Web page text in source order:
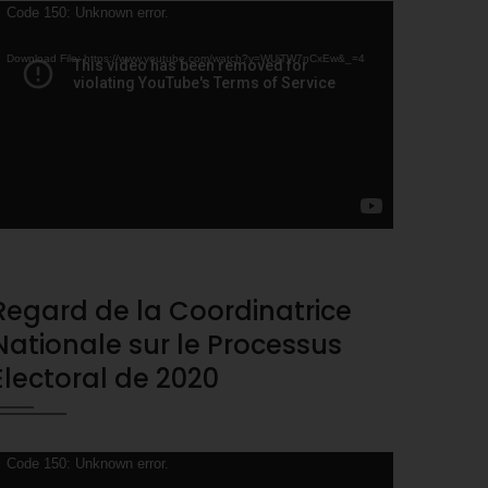
Video
Code 150: Unknown error.
Download File: https://www.youtube.com/watch?v=WUjTW7nCxEw&_=4
de la Coordinatrice
sur le Processus
de 2020
Video
Code 150: Unknown error.